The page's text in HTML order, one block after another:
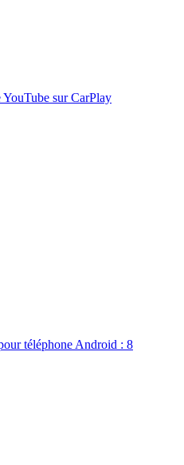
sur CarPlay
téléphone Android : 8